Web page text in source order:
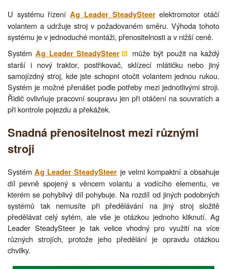
U systému řízeníAg Leader SteadySteerelektromotor otáčí
volantem a udržuje stroj v požadovaném směru. Výhoda tohoto
systému je v jednoduché montáži, přenositelnosti a v nižší ceně.
Systém Ag Leader SteadySteer
může být použit na každý
starší i nový traktor, postřikovač, sklízecí mlátičku nebo jiný
samojízdný stroj, kde jste schopni otočit volantem jednou rukou.
Systém je možné přenášet podle potřeby mezi jednotlivými stroji.
Řidič ovlivňuje pracovní soupravu jen při otáčení na souvratích a
při kontrole pojezdu a překážek.
Snadná přenositelnost mezi různými
stroji
SystémAg Leader SteadySteer je velmi kompaktní a obsahuje
díl pevně spojený s věncem volantu a vodícího elementu, ve
kterém se pohyblivý díl pohybuje. Na rozdíl od jiných podobných
systémů tak nemusíte při předělávání na jiný stroj složitě
předělávat celý sytém, ale vše je otázkou jednoho kliknutí. Ag
Leader SteadySteer je tak velice vhodný pro využití na více
různých strojích, protože jeho předělání je opravdu otázkou
chvilky.